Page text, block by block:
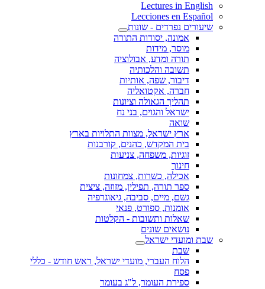
Lectures in English
Lecciones en Español
שיעורים נפרדים - שונות
אמונה, יסודות התורה
מוסר, מידות
תורה ומדע, אבולוציה
תשובה והלכותיה
דיבור, שפה, אותיות
חברה, אקטואליה
תהליך הגאולה וציונות
ישראל והגוים, בני נח
שואה
ארץ ישראל, מצוות התלויות בארץ
בית המקדש, כהנים, קורבנות
זוגיות, משפחה, צניעות
חינוך
אכילה, כשרות, צמחונות
ספר תורה, תפילין, מזוזה, ציצית
גשם, מיים, סביבה, גיאוגרפיה
אומנות, ספורט, פנאי
שאלות ותשובות - הקלטות
נושאים שונים
שבת ומועדי ישראל
שבת
הלוח העברי, מועדי ישראל, ראש חודש - כללי
פסח
ספירת העומר, ל"ג בעומר